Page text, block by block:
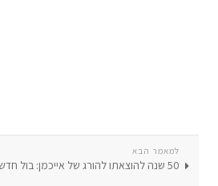
למאמר הבא
50 שנה להוצאתו להורג של אייכמן: בול חדש ינציח את משפטו